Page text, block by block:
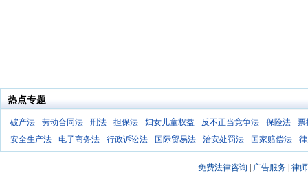
热点专题
破产法 劳动合同法 刑法 担保法 妇女儿童权益 反不正当竞争法 保险法
票
安全生产法
电子商务法 行政诉讼法 国际贸易法 治安处罚法 国家赔偿法
免费法律咨询 广告服务| 律